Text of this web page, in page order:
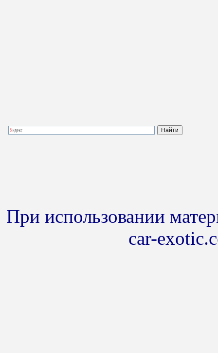
При использовании
car-